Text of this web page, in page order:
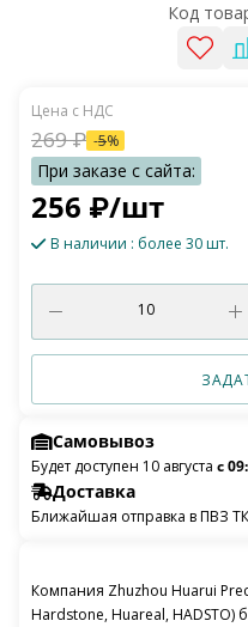
Код
256 ₽/шт
269₽ -5%
В наличии : более 30 шт.
Самовывоз
Будет доступен 10 августа с
Доставка
Ближайшая отправка в ПВЗ ТК
Компания Zhuzhou Huarui
Hardstone, Huareal, HADSTO)